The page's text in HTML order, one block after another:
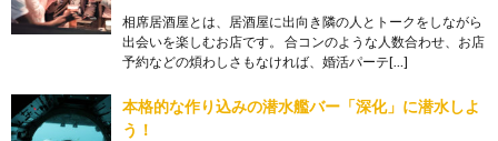
相席居酒屋とは、居酒屋に出向き隣の人とトークをしながら
出会いを楽しむお店です。 合コンのような人数合わせ、お店
予約などの煩わしさもなければ、婚活パーテ[…]
本格的な作り込みの潜水艦バー「深化」に潜水しよ
う！